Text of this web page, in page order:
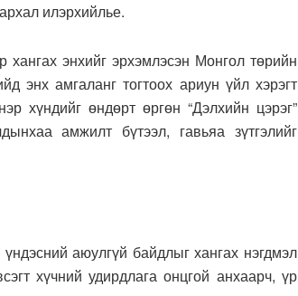
илэрхийлье.
энхийг эрхэмлэсэн Монгол төрийн
энх амгаланг тогтоох ариун үйл хэрэгт
хүндийг өндөрт өргөн “Дэлхийн цэрэг”
амжилт бүтээл, гавьяа зүтгэлийг
аюулгүй байдлыг хангах нэгдмэл
хүчний удирдлага онцгой анхаарч, үр